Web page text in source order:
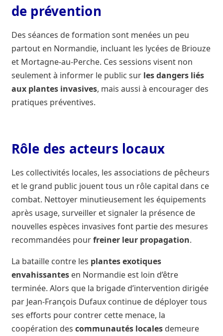
de prévention
Des séances de formation sont menées un peu
partout en Normandie, incluant les lycées de Briouze
et Mortagne-au-Perche. Ces sessions visent non
seulement à informer le public sur les dangers liés
aux plantes invasives, mais aussi à encourager des
pratiques préventives.
Rôle des acteurs locaux
Les collectivités locales, les associations de pêcheurs
et le grand public jouent tous un rôle capital dans ce
combat. Nettoyer minutieusement les équipements
après usage, surveiller et signaler la présence de
nouvelles espèces invasives font partie des mesures
recommandées pourfreiner leur propagation.
La bataille contre les plantes exotiques
envahissantesen Normandie est loin d’être
terminée. Alors que la brigade d’intervention dirigée
par Jean-François Dufaux continue de déployer tous
ses efforts pour contrer cette menace, la
coopération des communautés localesdemeure